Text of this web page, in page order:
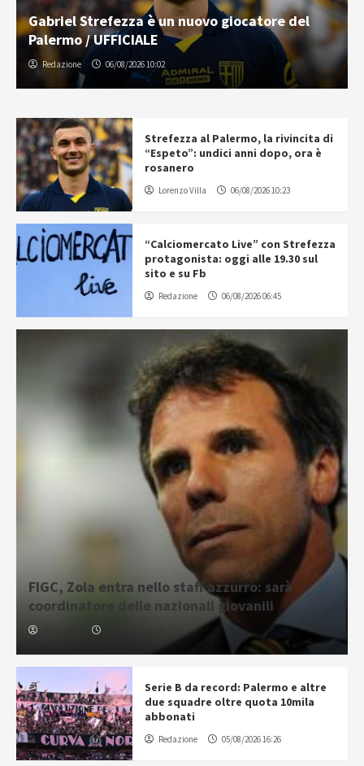
Gabriel Strefezza è un nuovo giocatore del
Palermo / UFFICIALE
Redazione 06/08/2026 10:02
Strefezza al Palermo, la rivincita di
“Espeto”: undici anni dopo, ora è
rosanero
Lorenzo Villa 06/08/2026 10:23
“Calciomercato Live” con Strefezza
protagonista: oggi alle 19.30 sul
sito e su Fb
Redazione 06/08/2026 06:45
FIGC, Zola entra nello staff azzurro: sarà
coordinatore delle nazionali giovanili
Serie B da record: Palermo e altre
due squadre oltre quota 10mila
abbonati
Redazione 05/08/2026 16:26